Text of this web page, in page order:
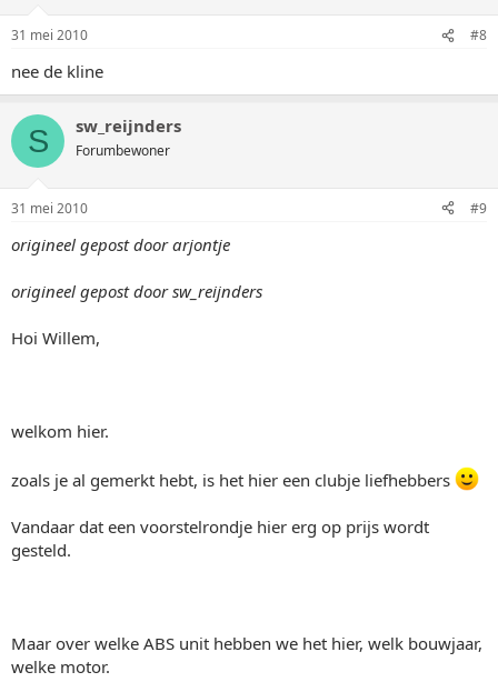
31 mei 2010 #8
nee de kline
S sw_reijnders
Forumbewoner
31 mei 2010 #9
origineel gepost door arjontje
origineel gepost door sw_reijnders
Hoi Willem,
welkom hier.
zoals je al gemerkt hebt, is het hier een clubje liefhebbers
Vandaar dat een voorstelrondje hier erg op prijs wordt
gesteld.
Maar over welke ABS unit hebben we het hier, welk bouwjaar,
welke motor.